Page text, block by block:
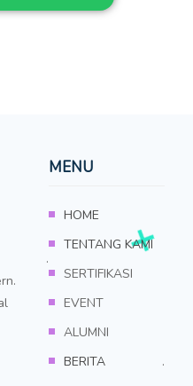
.
MENU
HOME
TENTANG KAMI
SERTIFIKASI
EVENT
ALUMNI
BERITA .